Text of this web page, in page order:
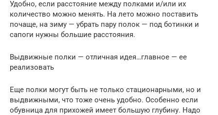
Удобно, если расстояние между полками и/или их
количество можно менять. На лето можно поставить
почаще, на зиму — убрать пару полок — под ботинки и
сапоги нужны большие расстояния.
Выдвижные полки — отличная идея…главное — ее
реализовать
Еще полки могут быть не только стационарными, но и
выдвижными, что тоже очень удобно. Особенно если
обувница для прихожей имеет большую глубину. Надо